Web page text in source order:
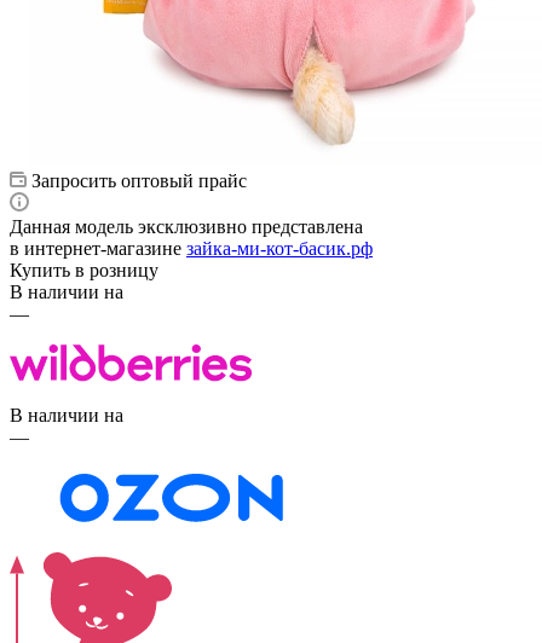
Запросить оптовый прайс
Данная модель эксклюзивно представлена
в интернет‑магазине зайка-ми-кот-басик.рф
Купить в розницу
В наличии на
—
В наличии на
—